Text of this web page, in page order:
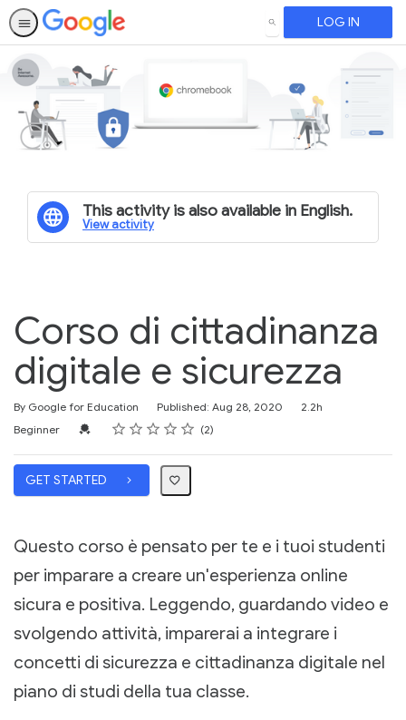
SEARCH LOG IN
This activity is also available in English.
View activity
Corso di cittadinanza
digitale e sicurezza
By Google for Education Published: Aug 28, 2020
Duration
2.2h
Difficulty
Beginner Credential For Completion
Rating
1 star
2 stars
3 stars
4 stars
5 stars
Average rating: 5.0 2
2 reviews
GET STARTED
Questo corso è pensato per te e i tuoi studenti
per imparare a creare un'esperienza online
sicura e positiva. Leggendo, guardando video e
svolgendo attività, imparerai a integrare i
concetti di sicurezza e cittadinanza digitale nel
piano di studi della tua classe.